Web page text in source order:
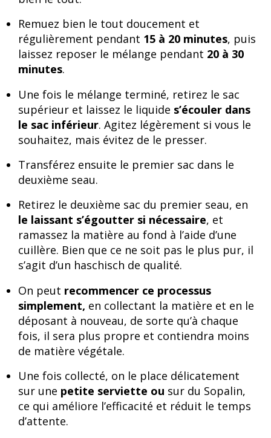
Remuez bien le tout doucement et
régulièrement pendant 15 à 20 minutes, puis
laissez reposer le mélange pendant 20 à 30
minutes.
Une fois le mélange terminé, retirez le sac
supérieur et laissez le liquide s’écouler dans
le sac inférieur. Agitez légèrement si vous le
souhaitez, mais évitez de le presser.
Transférez ensuite le premier sac dans le
deuxième seau.
Retirez le deuxième sac du premier seau, en
le laissant s’égoutter si nécessaire, et
ramassez la matière au fond à l’aide d’une
cuillère. Bien que ce ne soit pas le plus pur, il
s’agit d’un haschisch de qualité.
On peut recommencer ce processus
simplement, en collectant la matière et en le
déposant à nouveau, de sorte qu’à chaque
fois, il sera plus propre et contiendra moins
de matière végétale.
Une fois collecté, on le place délicatement
sur une petite serviette ou sur du Sopalin,
ce qui améliore l’efficacité et réduit le temps
d’attente.